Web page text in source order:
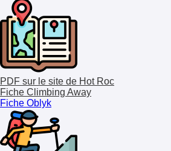
PDF sur le site de Hot Roc
Fiche Climbing Away
Fiche Oblyk